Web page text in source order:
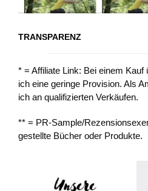
TRANSPARENZ
* = Affiliate Link: Bei einem Kauf
ich eine geringe Provision. Als
ich an qualifizierten Verkäufen.
** = PR-Sample/
gestellte Bücher oder Produkte.